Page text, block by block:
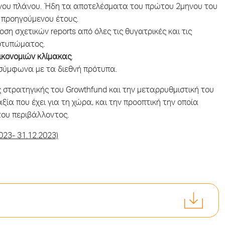
πλάνου. Ήδη τα αποτελέσματα του πρώτου 2μηνου του
προηγούμενου έτους.
σχετικών reports από όλες τις θυγατρικές και τις
κλίμακας.
με τα διεθνή πρότυπα.
του Growthfund και την μεταρρυθμιστική του
που έχει για τη χώρα, και την προοπτική την οποία
περιβάλλοντος.
31.12.2023)